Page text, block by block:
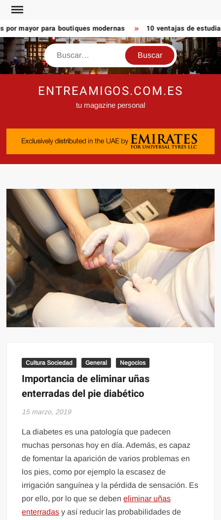
Saltar
contenido
mayor para boutiques modernas 10 ventajas de
Buscar
ENTREAMIGOS.COM.ES
tu magazine personal
Cultura Sociedad General Negocios
Importancia de eliminar uñas
enterradas del pie diabético
15 marzo, 2019
La diabetes es una patología que padecen
muchas personas hoy en día. Además, es capaz
de fomentar la aparición de varios problemas en
los pies, como por ejemplo la escasez de
irrigación sanguínea y la pérdida de sensación. Es
por ello, por lo que se debeneliminar uñas
enterradas y así reducir las probabilidades de